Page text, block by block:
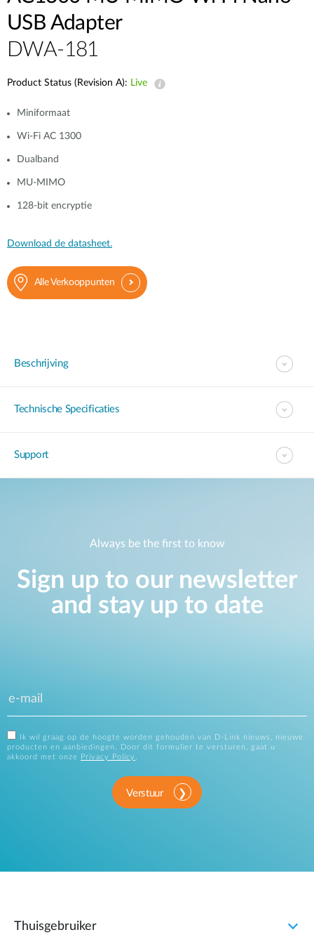
USB Adapter
DWA-181
Product Status (Revision A): Live
Miniformaat
Wi-Fi AC 1300
Dualband
MU-MIMO
128-bit encryptie
Download de datasheet.
Alle Verkooppunten
Beschrijving
Technische Specificaties
Support
Always be the first to know
Sign up to our newsletter
and stay up to date
Ik wil graag op de hoogte worden gehouden van D-Link nieuws, nieuwe
producten en aanbiedingen. Door dit formulier te versturen, gaat u
akkoord met onze
Privacy Policy .
Verstuur
Thuisgebruiker